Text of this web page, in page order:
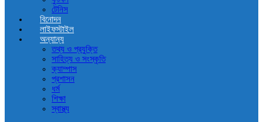
টেনিস
বিনোদন
লাইফস্টাইল
অন্যান্য
তথ্য ও প্রযুক্তি
সাহিত্য ও সংস্কৃতি
ক্যাম্পাস
প্রশাসন
ধর্ম
শিক্ষা
স্বাস্থ্য